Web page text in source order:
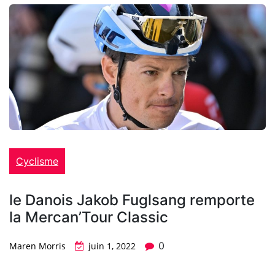
Cyclisme
le Danois Jakob Fuglsang remporte
la Mercan’Tour Classic
Maren Morris juin 1, 2022 0